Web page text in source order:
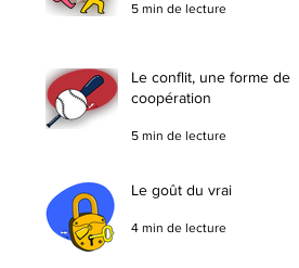
5 min de lecture
Le conflit, une forme de
coopération
5 min de lecture
Le goût du vrai
4 min de lecture